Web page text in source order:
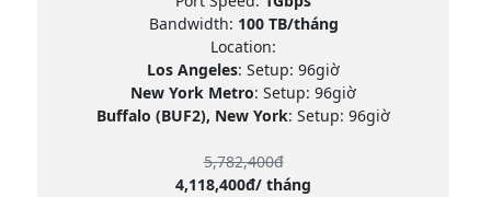
Bandwidth: 100 TB/tháng
Location:
Los Angeles: Setup: 96giờ
New York Metro: Setup: 96giờ
Buffalo (BUF2), New York: Setup: 96giờ
5,782,400đ
4,118,400đ/ tháng